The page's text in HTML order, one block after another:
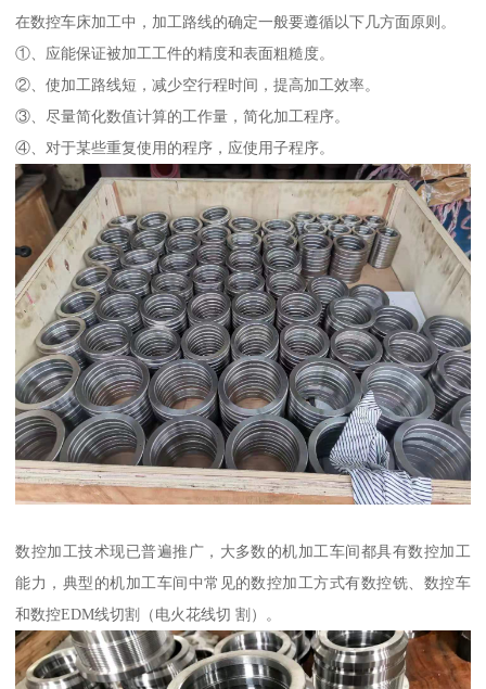
在数控车床加工中，加工路线的确定一般要遵循以下几方面原则。
①、应能保证被加工工件的精度和表面粗糙度。
②、使加工路线短，减少空行程时间，提高加工效率。
③、尽量简化数值计算的工作量，简化加工程序。
④、对于某些重复使用的程序，应使用子程序。
数控加工技术现已普遍推广，大多数的机加工车间都具有数控加工
能力，典型的机加工车间中常见的数控加工方式有数控铣、数控车
和数控EDM线切割（电火花线切 割）。